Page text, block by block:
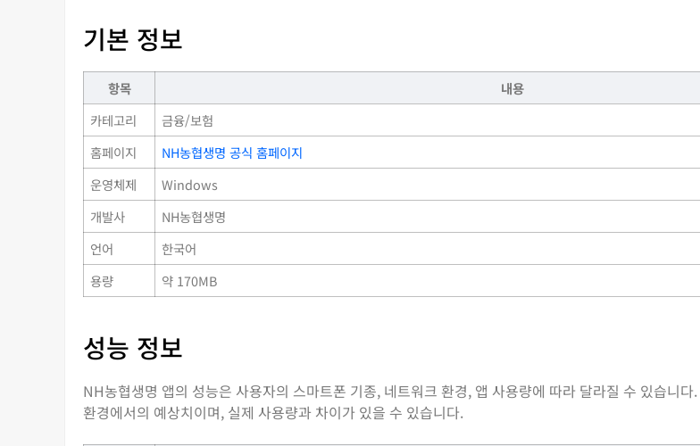
기본 정보
항목
내용
카테고리
금융/보험
홈페이지
NH농협생명 공식 홈페이지
운영체제
Windows
개발사
NH농협생명
언어
한국어
용량
약 170MB
성능 정보
NH농협생명 앱의 성능은 사용자의 스마트폰 기종, 네트워크 환경, 앱 사용량에 따라 달라질 수 있습니
환경에서의 예상치이며, 실제 사용량과 차이가 있을 수 있습니다.